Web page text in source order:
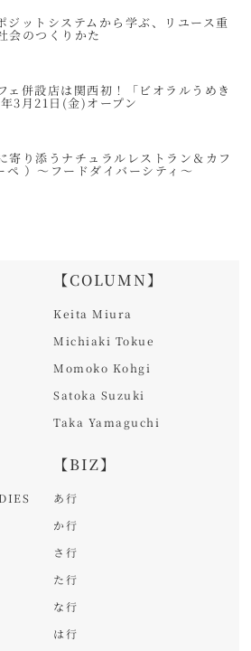
ジットシステムから学ぶ、リユース重
会のつくりかた
ェ併設店は関西初！「ビオラルうめき
3月21日(金)オープン
寄り添うナチュラルレストラン＆カフ
ペ ）～フードダイバーシティ～
【COLUMN】
Keita Miura
Michiaki Tokue
Momoko Kohgi
Satoka Suzuki
Taka Yamaguchi
【BIZ】
あ行
か行
さ行
た行
な行
は行